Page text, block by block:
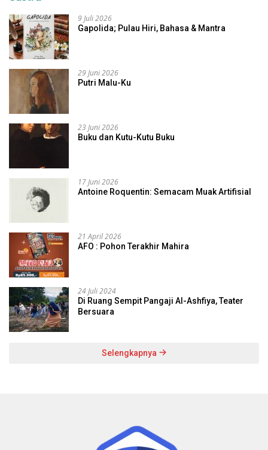
9 Juli 2026
Gapolida; Pulau Hiri, Bahasa & Mantra
29 Juni 2026
Putri Malu-Ku
23 Juni 2026
Buku dan Kutu-Kutu Buku
17 Juni 2026
Antoine Roquentin: Semacam Muak Artifisial
21 April 2026
AFO : Pohon Terakhir Mahira
24 Juli 2024
Di Ruang Sempit Pangaji Al-Ashfiya, Teater
Bersuara
Selengkapnya